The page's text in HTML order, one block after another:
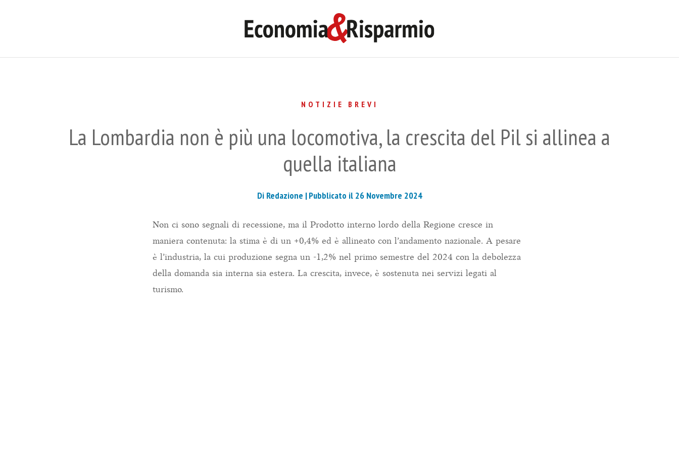
NOTIZIE BREVI
La Lombardia non è più una locomotiva, la crescita del Pil si allinea a
quella italiana
Di Redazione |Pubblicato il 26 Novembre 2024
Non ci sono segnali di recessione, ma il Prodotto interno lordo della Regione cresce in
maniera contenuta: la stima è di un +0,4% ed è allineato con l’andamento nazionale. A pesare
è l’industria, la cui produzione segna un -1,2% nel primo semestre del 2024 con la debolezza
della domanda sia interna sia estera. La crescita, invece, è sostenuta nei servizi legati al
turismo.